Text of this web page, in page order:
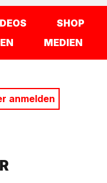
SHOP
MEDIEN
anmelden